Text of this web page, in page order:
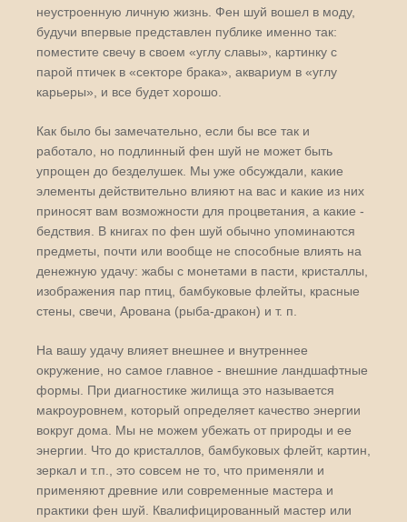
неустроенную личную жизнь. Фен шуй вошел в моду,
будучи впервые представлен публике именно так:
поместите свечу в своем «углу славы», картинку с
парой птичек в «секторе брака», аквариум в «углу
карьеры», и все будет хорошо.
Как было бы замечательно, если бы все так и
работало, но подлинный фен шуй не может быть
упрощен до безделушек. Мы уже обсуждали, какие
элементы действительно влияют на вас и какие из них
приносят вам возможности для процветания, а какие -
бедствия. В книгах по фен шуй обычно упоминаются
предметы, почти или вообще не способные влиять на
денежную удачу: жабы с монетами в пасти, кристаллы,
изображения пар птиц, бамбуковые флейты, красные
стены, свечи, Арована (рыба-дракон) и т. п.
На вашу удачу влияет внешнее и внутреннее
окружение, но самое главное - внешние ландшафтные
формы. При диагностике жилища это называется
макроуровнем, который определяет качество энергии
вокруг дома. Мы не можем убежать от природы и ее
энергии. Что до кристаллов, бамбуковых флейт, картин,
зеркал и т.п., это совсем не то, что применяли и
применяют древние или современные мастера и
практики фен шуй. Квалифицированный мастер или